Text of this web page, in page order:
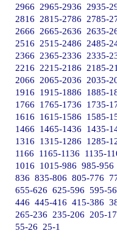
2966
2965-2936 2935-
2816
2815-2786 2785-
2666
2665-2636 2635-
2516
2515-2486 2485-
2366
2365-2336 2335-
2216
2215-2186 2185-
2066
2065-2036 2035-
1916
1915-1886 1885-
1766
1765-1736 1735-
1616
1615-1586 1585-
1466
1465-1436 1435-
1316
1315-1286 1285-
1166
1165-1136 1135-
1016
1015-986 985-956
836 835-806 805-776
655-626 625-596 595-
446 445-416 415-386
265-236
235-206 205-
55-26
25-1